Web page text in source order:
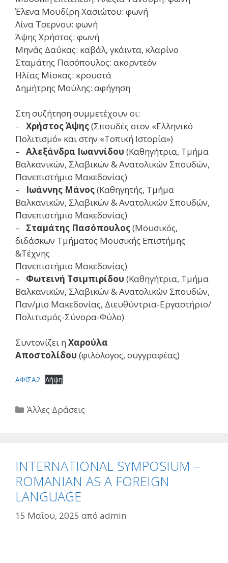
Έλενα Μουδίρη Χασιώτου: φωνή
Λίνα Τσερνου: φωνή
Άψης Χρήστος: φωνή
Μηνάς Δαύκας: καβάλ, γκάιντα, κλαρίνο
Σταμάτης Πασόπουλος: ακορντεόν
Ηλίας Μίσκας: κρουστά
Δημήτρης Μούλης: αφήγηση
Στη συζήτηση συμμετέχουν οι:
– Χρήστος Άψης(Σπουδές στον «Ελληνικό
Πολιτισμό» και στην «Τοπική Ιστορία»)
– Αλεξάνδρα Ιωαννίδου (Καθηγήτρια, Τμήμα
Βαλκανικών, Σλαβικών & Ανατολικών Σπουδών,
Πανεπιστήμιο Μακεδονίας)
– Ιωάννης Μάνος(Καθηγητής, Τμήμα
Βαλκανικών, Σλαβικών & Ανατολικών Σπουδών,
Πανεπιστήμιο Μακεδονίας)
– Σταμάτης Πασόπουλος(Μουσικός,
διδάσκων Τμήματος Μουσικής Επιστήμης
&Τέχνης
Πανεπιστήμιο Μακεδονίας)
– Φωτεινή Τσιμπιρίδου (Καθηγήτρια, Τμήμα
Βαλκανικών, Σλαβικών & Ανατολικών Σπουδών,
Παν/μιο Μακεδονίας, Διευθύντρια-Εργαστήριο/
Πολιτισμός-Σύνορα-Φύλο)
Συντονίζει η Χαρούλα
Αποστολίδου (φιλόλογος, συγγραφέας)
ΑΦΙΣΑ2 Λήψη
Κατηγορίες
Άλλες Δράσεις
INTERNATIONAL SYMPOSIUM –
ROMANIAN AS A FOREIGN
LANGUAGE
15 Μαΐου, 2025 από admin